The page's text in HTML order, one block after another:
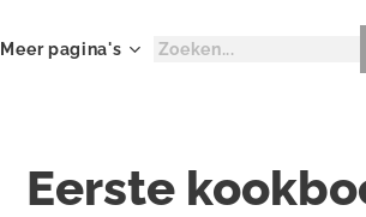
Meer pagina's
Eerste